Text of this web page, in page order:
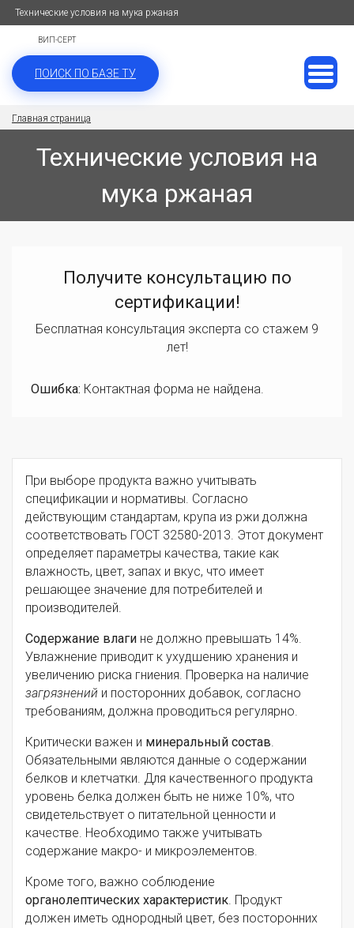
Технические условия на мука ржаная
ВИП-СЕРТ
ПОИСК ПО БАЗЕ ТУ
Главная страница
Технические условия на
мука ржаная
Получите консультацию по
сертификации!
Бесплатная консультация эксперта со стажем 9
лет!
Ошибка: Контактная форма не найдена.
При выборе продукта важно учитывать
спецификации и нормативы. Согласно
действующим стандартам, крупа из ржи должна
соответствовать ГОСТ 32580-2013. Этот документ
определяет параметры качества, такие как
влажность, цвет, запах и вкус, что имеет
решающее значение для потребителей и
производителей.
Содержание влаги не должно превышать 14%.
Увлажнение приводит к ухудшению хранения и
увеличению риска гниения. Проверка на наличие
загрязнений и посторонних добавок, согласно
требованиям, должна проводиться регулярно.
Критически важен и минеральный состав.
Обязательными являются данные о содержании
белков и клетчатки. Для качественного продукта
уровень белка должен быть не ниже 10%, что
свидетельствует о питательной ценности и
качестве. Необходимо также учитывать
содержание макро- и микроэлементов.
Кроме того, важно соблюдение
органолептических характеристик. Продукт
должен иметь однородный цвет, без посторонних